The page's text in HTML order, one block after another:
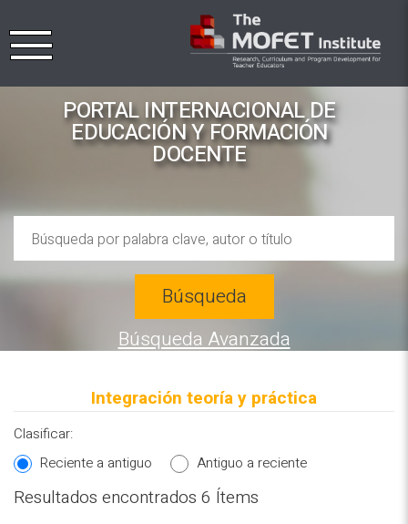
PORTAL INTERNACIONAL DE
EDUCACIÓN Y FORMACIÓN
DOCENTE
Búsqueda
Búsqueda Avanzada
Integración teoría y práctica
Clasificar:
Reciente a antiguo
Antiguo a reciente
Resultados encontrados 6 Ítems